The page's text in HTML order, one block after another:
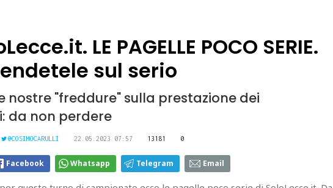
LE PAGELLE POCO SERIE.
sul serio
nostre "freddure" sulla prestazione dei
da non perdere
@COSIMOCARULLI 22.05.2023 07:57 13181 0
Facebook Whatsapp Telegram Email